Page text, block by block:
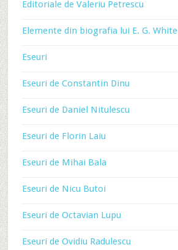
Editoriale de Valeriu Petrescu
Elemente din biografia lui E. G. White
Eseuri
Eseuri de Constantin Dinu
Eseuri de Daniel Nitulescu
Eseuri de Florin Laiu
Eseuri de Mihai Bala
Eseuri de Nicu Butoi
Eseuri de Octavian Lupu
Eseuri de Ovidiu Radulescu